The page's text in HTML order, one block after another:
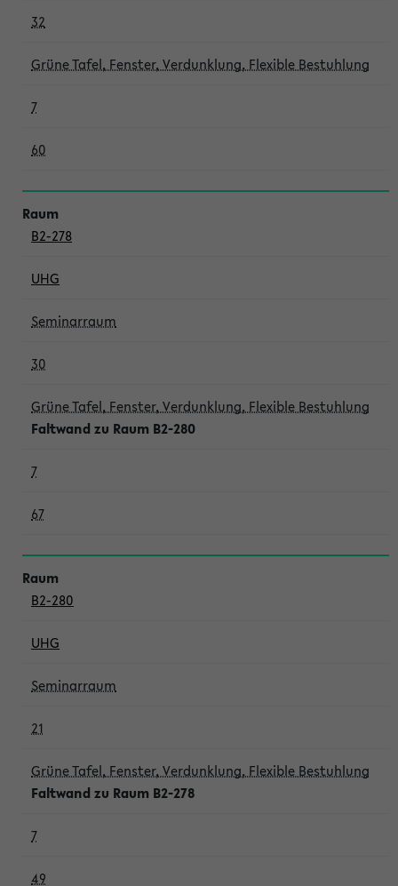
32
Grüne Tafel, Fenster, Verdunklung, Flexible Bestuhlung
7
60
B2-278
UHG
Seminarraum
30
Grüne Tafel, Fenster, Verdunklung, Flexible Bestuhlung
Faltwand zu Raum B2-280
7
67
B2-280
UHG
Seminarraum
21
Grüne Tafel, Fenster, Verdunklung, Flexible Bestuhlung
Faltwand zu Raum B2-278
7
49